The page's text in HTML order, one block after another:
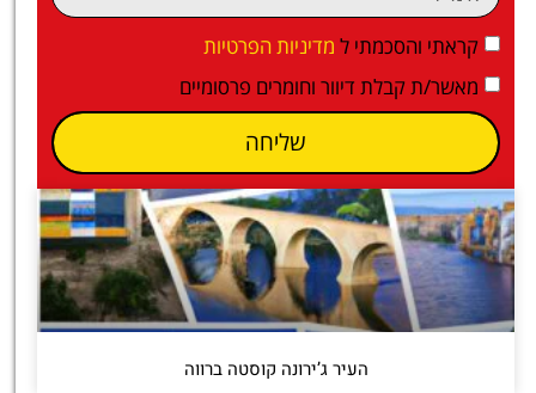
קראתי והסכמתי ל מדיניות הפרטיות
מאשר/ת קבלת דיוור וחומרים פרסומיים
שליחה
העיר ג’ירונה קוסטה ברווה